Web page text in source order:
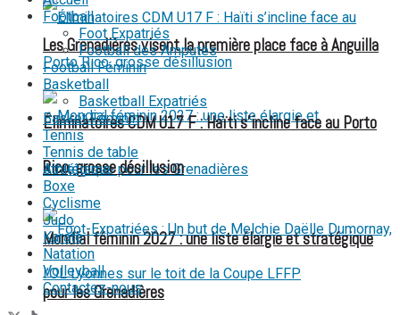
Les Grenadières visent la première place face à Anguilla
Mondial féminin 2027 : une liste élargie et stratégique
pour les Grenadières
Éliminatoires CDM U17 F : Haïti s’incline face au Porto
Rico, grosse désillusion
Football
Foot Expatriés
Football des Amputés
Football Féminin
Basketball
Basketball Expatriés
Basket Féminin
Tennis
Tennis de table
Athlétisme
Boxe
Cyclisme
Judo
Karaté
Natation
Volleyball
Contactez-nous